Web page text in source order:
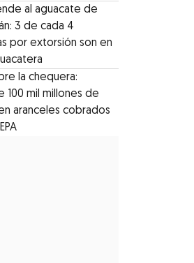
al aguacate de
3 de cada 4
por extorsión son en
la chequera:
100 mil millones de
aranceles cobrados